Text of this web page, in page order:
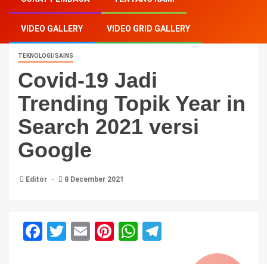
VIDEO GALLERY VIDEO GRID GALLERY
TEKNOLOGI/SAINS
Covid-19 Jadi
Trending Topik Year in
Search 2021 versi
Google
Editor 8 December 2021
Facebook
Twitter
EmailPinterest
WhatsApp